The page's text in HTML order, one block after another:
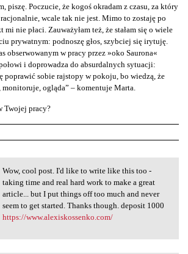
piszę. Poczucie, że kogoś okradam z czasu, za który
wcale tak nie jest. Mimo to zostaję po
nie płaci. Zauważyłam też, że stałam się o wiele
prywatnym: podnoszę głos, szybciej się irytuję.
obserwowanym w pracy przez »oko Saurona«
i doprowadza do absurdalnych sytuacji:
poprawić sobie rajstopy w pokoju, bo wiedzą, że
ogląda” – komentuje Marta.
Twojej pracy?
cool post. I'd like to
Wow, cool post. I'd like to write like this too -
taking time and real hard work to make a great
article... but I put things off too much and never
seem to get started. Thanks though. deposit 1000
https://www.alexiskossenko.com/